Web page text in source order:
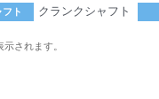
フト クランクシャフト
されます。